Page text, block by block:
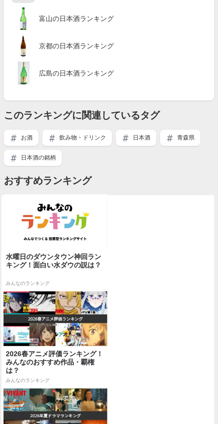
富山の日本酒ランキング
京都の日本酒ランキング
広島の日本酒ランキング
このランキングに関連しているタグ
お酒 飲み物・ドリンク 日本酒 青森県
日本酒の銘柄
おすすめランキング
水曜日のダウンタウン神回ラン
キング！面白い水ダウの説は？
みんなのランキング
2026春アニメ評価ランキング！
みんなのおすすめ作品・覇権
は？
みんなのランキング